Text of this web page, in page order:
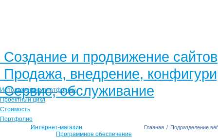
Создание и продвижение сайтов
Продажа, внедрение,
Сервис, обслуживание
Используемые платформы
Проектный цикл
Стоимость
Портфолио
Интернет-магазин
Программное обеспечение
Главная / Подразделение